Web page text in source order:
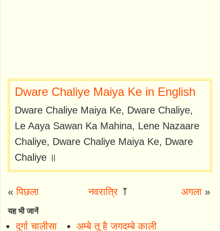
Dware Chaliye Maiya Ke in English
Dware Chaliye Maiya Ke, Dware Chaliye,
Le Aaya Sawan Ka Mahina, Lene Nazaare
Chaliye, Dware Chaliye Maiya Ke, Dware
Chaliye ॥
«पिछला नवरात्रि ⤒ अगला»
यह भी जानें
दुर्गा चालीसा
अम्बे तू है जगदम्बे काली